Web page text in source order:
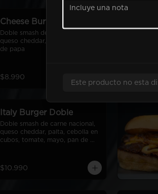
Cheese Burger Doble
Doble smash de carne nacional,
queso cheddar, ryge sauce, pan
de papa
$8.990
Italy Burger Doble
Doble smash de carne nacional,
queso cheddar, palta, cebolla en
cubos, tomate, mayo, pan de
$10.990
Este producto no esta